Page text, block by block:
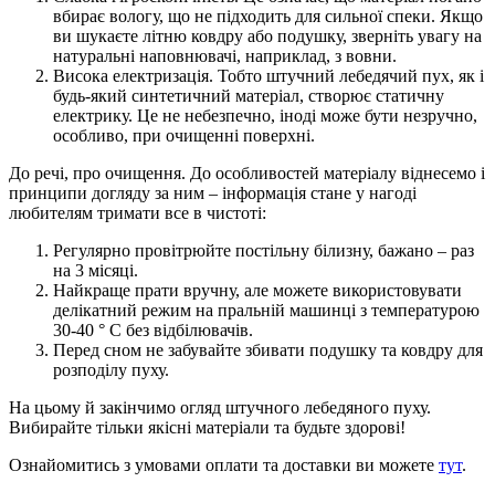
вбирає вологу, що не підходить для сильної спеки. Якщо
ви шукаєте літню ковдру або подушку, зверніть увагу на
натуральні наповнювачі, наприклад, з вовни.
Висока електризація. Тобто штучний лебедячий пух, як і
будь-який синтетичний матеріал, створює статичну
електрику. Це не небезпечно, іноді може бути незручно,
особливо, при очищенні поверхні.
До речі, про очищення. До особливостей матеріалу віднесемо і
принципи догляду за ним – інформація стане у нагоді
любителям тримати все в чистоті:
Регулярно провітрюйте постільну білизну, бажано – раз
на 3 місяці.
Найкраще прати вручну, але можете використовувати
делікатний режим на пральній машинці з температурою
30-40 ° С без відбілювачів.
Перед сном не забувайте збивати подушку та ковдру для
розподілу пуху.
На цьому й закінчимо огляд штучного лебедяного пуху.
Вибирайте тільки якісні матеріали та будьте здорові!
Ознайомитись з умовами оплати та доставки ви можете тут.